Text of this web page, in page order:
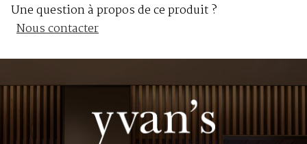
Une question à propos de ce produit ?
Nous contacter